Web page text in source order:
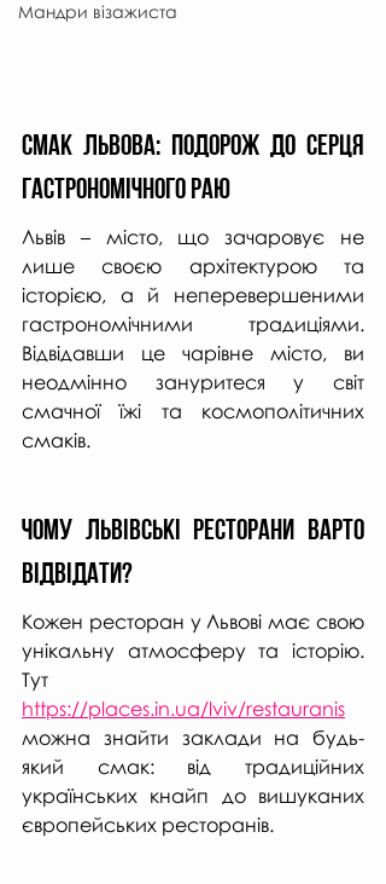
Мандри візажиста
Смак Львова: Подорож до Серця
Гастрономічного Раю
Львів – місто, що зачаровує не
лише своєю архітектурою та
історією, а й неперевершеними
гастрономічними традиціями.
Відвідавши це чарівне місто, ви
неодмінно зануритеся у світ
смачної їжі та космополітичних
смаків.
Чому Львівські Ресторани Варто
Відвідати?
Кожен ресторан у Львові має свою
унікальну атмосферу та історію.
https://places.in.ua/lviv/restauranis
можна знайти заклади на будь-
який смак: від традиційних
українських кнайп до вишуканих
європейських ресторанів.